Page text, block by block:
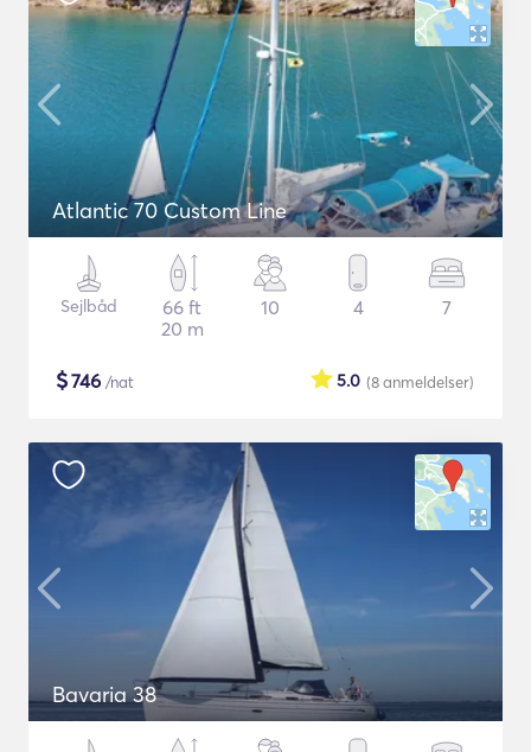
Atlantic 70 Custom Line
Sejlbåd
66 ft
20 m
10 4 7
$746 /nat (8anmeldelser)
5.0
Bavaria 38